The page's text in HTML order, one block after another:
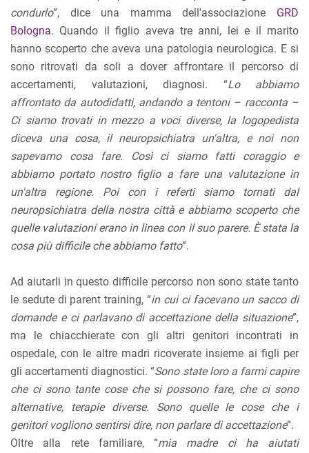
condurlo”, dice una mamma dell'associazione GRD
Bologna. Quando il figlio aveva tre anni, lei e il marito
hanno scoperto che aveva una patologia neurologica. E si
sono ritrovati da soli a dover affrontare il percorso di
accertamenti, valutazioni, diagnosi. “Lo abbiamo
affrontato da autodidatti, andando a tentoni – racconta –
Ci siamo trovati in mezzo a voci diverse, la logopedista
diceva una cosa, il neuropsichiatra un'altra, e noi non
sapevamo cosa fare. Così ci siamo fatti coraggio e
abbiamo portato nostro figlio a fare una valutazione in
un'altra regione. Poi con i referti siamo tornati dal
neuropsichiatra della nostra città e abbiamo scoperto che
quelle valutazioni erano in linea con il suo parere. È stata la
cosa più difficile che abbiamo fatto”.
Ad aiutarli in questo difficile percorso non sono state tanto
le sedute di parent training, “in cui ci facevano un sacco di
domande e ci parlavano di accettazione della situazione”,
ma le chiacchierate con gli altri genitori incontrati in
ospedale, con le altre madri ricoverate insieme ai figli per
gli accertamenti diagnostici. “Sono state loro a farmi capire
che ci sono tante cose che si possono fare, che ci sono
alternative, terapie diverse. Sono quelle le cose che i
genitori vogliono sentirsi dire, non parlare di accettazione”.
Oltre alla rete familiare, “mia madre ci ha aiutati